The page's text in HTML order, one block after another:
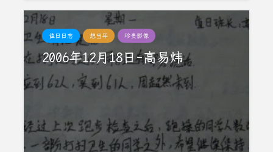
值日日志 想当年 珍贵影像
2006年12月18日-高易炜